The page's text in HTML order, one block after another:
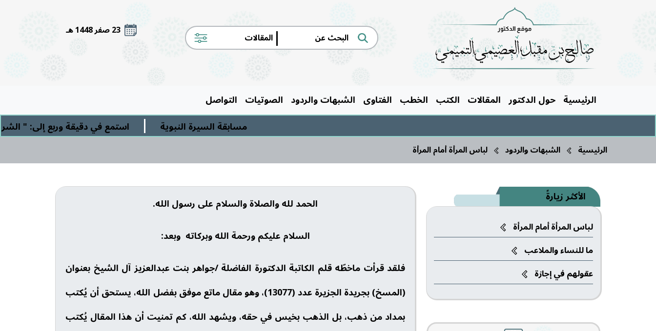
| 23 صفر 1448 هـ
الرئيسية حول الدكتور المقالات الكتب الخطب الفتاوى الشبهات والردود الصوتيات التواصل
مسابقة السيرة النبوية
| استمع في دقيقة وربع إلى: " الشرك
الرئيسية الشبهات والردود لباس المرأة أمام المرأة
الأكثر زيارةً
لباس المرأة أمام المرأة
ما للنساء والملاعب‎
عقولهم في إجازة
الحمد لله والصلاة والسلام على رسول الله.
السلام عليكم ورحمة الله وبركاته وبعد:
فلقد قرأت ماخطّه قلم الكاتبة الدكتورة الفاضلة /جواهر بنت عبدالعزيز آل الشيخ بعنوان
(المسخ) بجريدة الجزيرة عدد (13077)، وهو مقال ماتع موفق بفضل الله، يستحق أن يُكتب
بمداد من ذهب، بل الذهب بخيس في حقه، ويشهد الله، كم تمنيت أن هذا المقال يُكتب